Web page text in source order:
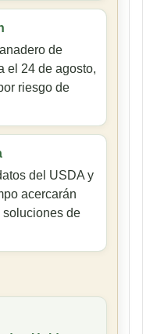
de
el 24 de agosto,
riesgo de
del USDA y
acercarán
soluciones de